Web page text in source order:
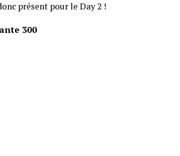
présent pour le Day 2 !
300